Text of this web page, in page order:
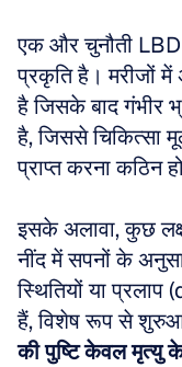
एक और चुनौती LBD
प्रकृति है। मरीजों में
है जिसके बाद गंभीर
है, जिससे चिकित्सा
प्राप्त करना कठिन
इसके अलावा, कुछ
नींद में सपनों के
स्थितियों या
हैं, विशेष रूप से
की पुष्टि केवल मृत्यु